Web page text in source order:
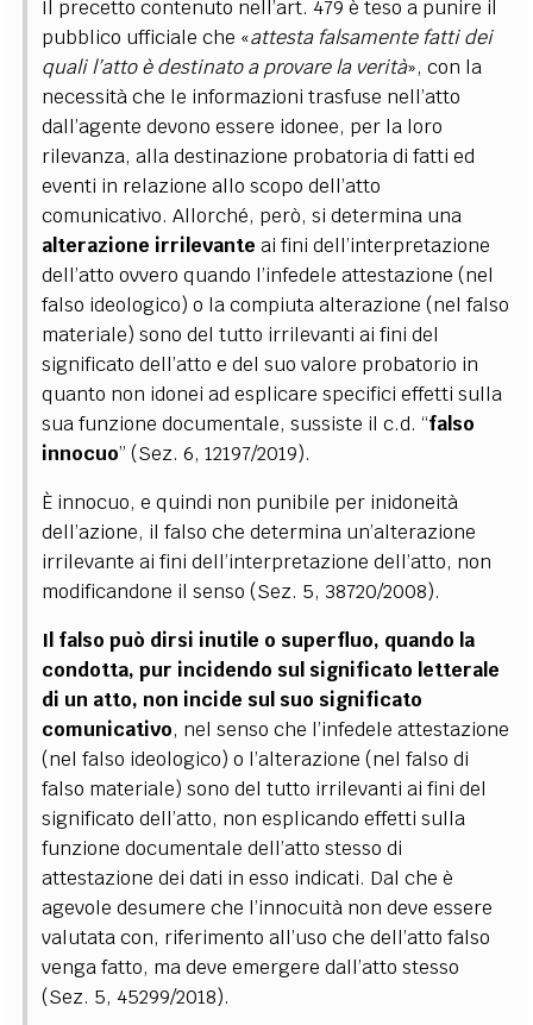
Il precetto contenuto nell’art. 479 è teso a punire il
pubblico ufficiale che «attesta falsamente fatti dei
quali l’atto è destinato a provare la verità», con la
necessità che le informazioni trasfuse nell’atto
dall’agente devono essere idonee, per la loro
rilevanza, alla destinazione probatoria di fatti ed
eventi in relazione allo scopo dell’atto
comunicativo. Allorché, però, si determina una
alterazione irrilevante ai fini dell’interpretazione
dell’atto ovvero quando l’infedele attestazione (nel
falso ideologico) o la compiuta alterazione (nel falso
materiale) sono del tutto irrilevanti ai fini del
significato dell’atto e del suo valore probatorio in
quanto non idonei ad esplicare specifici effetti sulla
sua funzione documentale, sussiste il c.d. “falso
innocuo” (Sez. 6, 12197/2019).
È innocuo, e quindi non punibile per inidoneità
dell’azione, il falso che determina un’alterazione
irrilevante ai fini dell’interpretazione dell’atto, non
modificandone il senso (Sez. 5, 38720/2008).
Il falso può dirsi inutile o superfluo, quando la
condotta, pur incidendo sul significato letterale
di un atto, non incide sul suo significato
comunicativo, nel senso che l’infedele attestazione
(nel falso ideologico) o l’alterazione (nel falso di
falso materiale) sono del tutto irrilevanti ai fini del
significato dell’atto, non esplicando effetti sulla
funzione documentale dell’atto stesso di
attestazione dei dati in esso indicati. Dal che è
agevole desumere che l’innocuità non deve essere
valutata con, riferimento all’uso che dell’atto falso
venga fatto, ma deve emergere dall’atto stesso
(Sez. 5, 45299/2018).